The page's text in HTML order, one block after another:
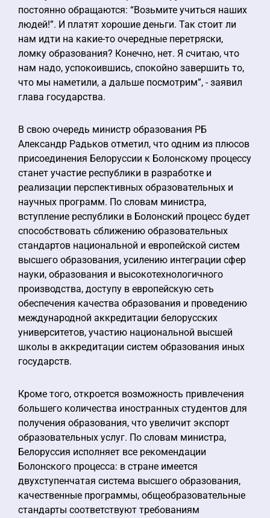
постоянно обращаются: “Возьмите учиться наших
людей!”. И платят хорошие деньги. Так стоит ли
нам идти на какие-то очередные перетряски,
ломку образования? Конечно, нет. Я считаю, что
нам надо, успокоившись, спокойно завершить то,
что мы наметили, а дальше посмотрим”, - заявил
глава государства.
В свою очередь министр образования РБ
Александр Радьков отметил, что одним из плюсов
присоединения Белоруссии к Болонскому процессу
станет участие республики в разработке и
реализации перспективных образовательных и
научных программ. По словам министра,
вступление республики в Болонский процесс будет
способствовать сближению образовательных
стандартов национальной и европейской систем
высшего образования, усилению интеграции сфер
науки, образования и высокотехнологичного
производства, доступу в европейскую сеть
обеспечения качества образования и проведению
международной аккредитации белорусских
университетов, участию национальной высшей
школы в аккредитации систем образования иных
государств.
Кроме того, откроется возможность привлечения
большего количества иностранных студентов для
получения образования, что увеличит экспорт
образовательных услуг. По словам министра,
Белоруссия исполняет все рекомендации
Болонского процесса: в стране имеется
двухступенчатая система высшего образования,
качественные программы, общеобразовательные
стандарты соответствуют требованиям